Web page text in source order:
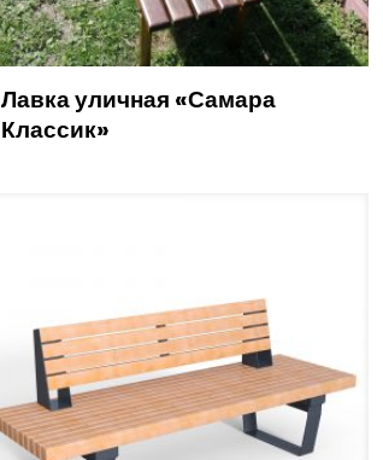
Лавка уличная «Самара
Классик»